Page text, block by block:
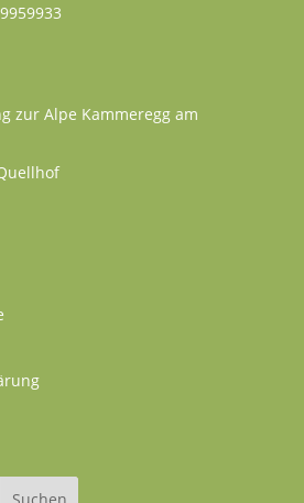
zur Alpe Kammeregg am